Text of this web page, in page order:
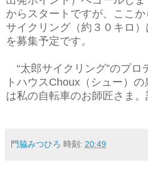
からスタートですが、ここ
サイクリング（約３０キロ
を募集予定です。
“太郎サイクリング”のプロ
トハウスChoux（シュー）
は私の自転車のお師匠さま。
門脇みつひろ 時刻: 20:49